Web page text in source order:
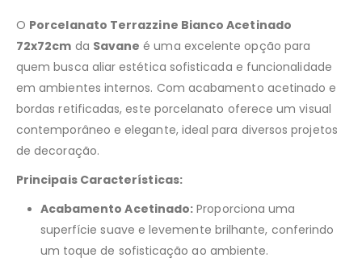
O Porcelanato Terrazzine Bianco Acetinado
72x72cm da Savane é uma excelente opção para
quem busca aliar estética sofisticada e funcionalidade
em ambientes internos. Com acabamento acetinado e
bordas retificadas, este porcelanato oferece um visual
contemporâneo e elegante, ideal para diversos projetos
de decoração.
Principais Características:
Acabamento Acetinado: Proporciona uma
superfície suave e levemente brilhante, conferindo
um toque de sofisticação ao ambiente.